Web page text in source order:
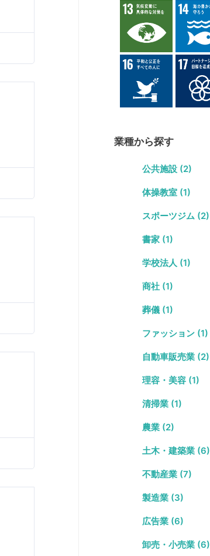
業種から探す
公共施設 (2)
体操教室 (1)
スポーツジム (2)
書家 (1)
学校法人 (1)
商社 (1)
葬儀 (1)
ファッション (1)
自動車販売業 (2)
理容・美容 (1)
清掃業 (1)
農業 (2)
土木・建築業 (6)
不動産業 (7)
製造業 (3)
広告業 (6)
卸売・小売業 (6)